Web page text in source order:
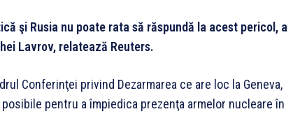
şi Rusia nu poate rata să răspundă la acest pericol, a
Lavrov, relatează Reuters.
Conferinţei privind Dezarmarea ce are loc la Geneva,
pentru a împiedica prezenţa armelor nucleare în